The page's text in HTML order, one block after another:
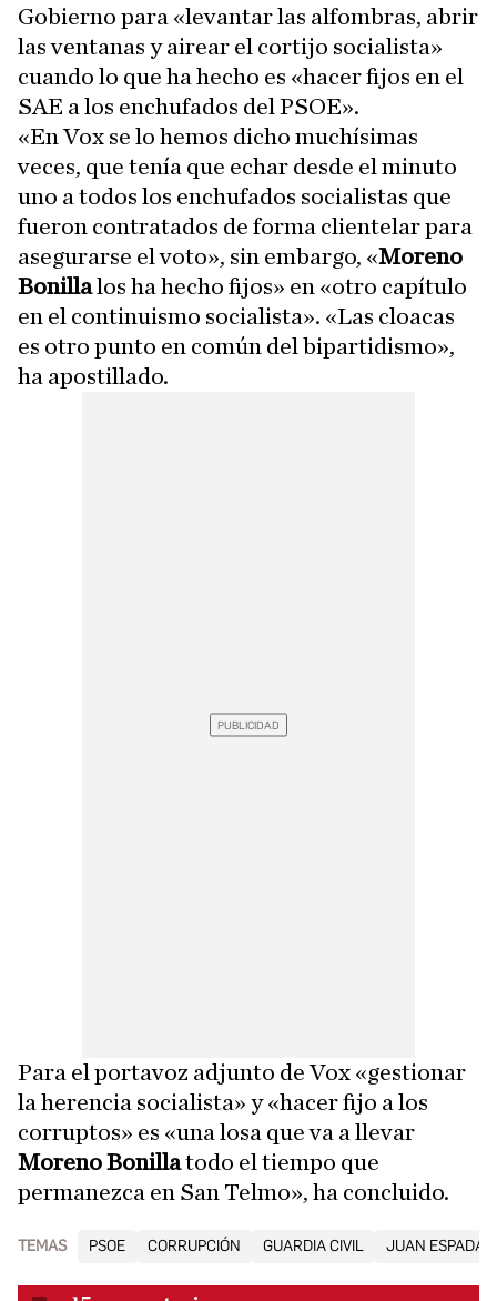
Gobierno para «levantar las alfombras, abrir
las ventanas y airear el cortijo socialista»
cuando lo que ha hecho es «hacer fijos en el
SAE a los enchufados del PSOE».
«En Vox se lo hemos dicho muchísimas
veces, que tenía que echar desde el minuto
uno a todos los enchufados socialistas que
fueron contratados de forma clientelar para
asegurarse el voto», sin embargo, «Moreno
Bonillalos ha hecho fijos» en «otro capítulo
en el continuismo socialista». «Las cloacas
es otro punto en común del bipartidismo»,
ha apostillado.
Para el portavoz adjunto de Vox «gestionar
la herencia socialista» y «hacer fijo a los
corruptos» es «una losa que va a llevar
Moreno Bonillatodo el tiempo que
permanezca en San Telmo», ha concluido.
TEMAS PSOE CORRUPCIÓN GUARDIA CIVIL JUAN ESPADAS